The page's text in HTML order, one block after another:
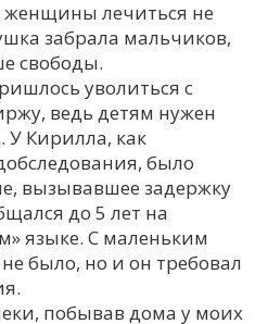
лечиться не
забрала мальчиков,
свободы.
уволиться с
ведь детям нужен
У Кирилла, как
было
вызывавшее задержку
до 5 лет на
языке. С маленьким
было, но и он требовал
побывав дома у моих